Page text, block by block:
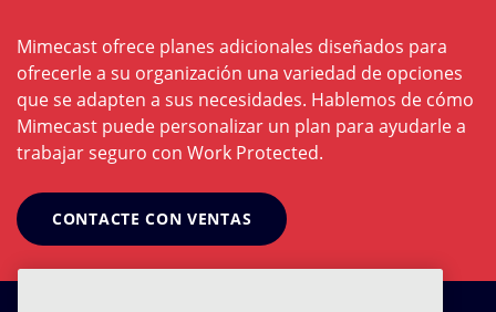
Mimecast ofrece planes adicionales diseñados para
ofrecerle a su organización una variedad de opciones
que se adapten a sus necesidades. Hablemos de cómo
Mimecast puede personalizar un plan para ayudarle a
trabajar seguro con Work Protected.
CONTACTE CON VENTAS